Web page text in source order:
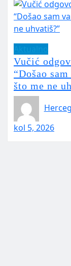
Vučić
“Došao
što me ne
kol 5, 2026